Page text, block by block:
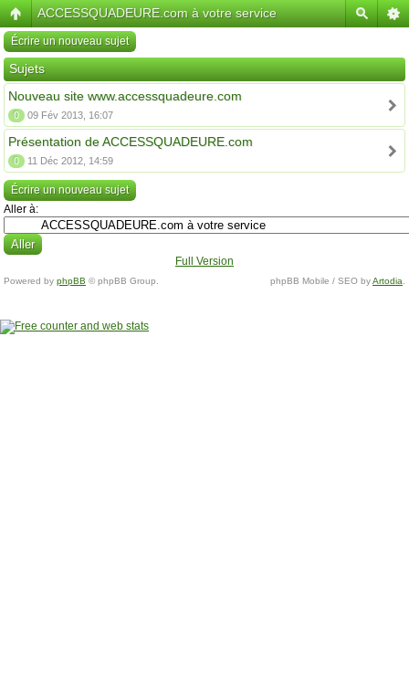
ACCESSQUADEURE.com à votre service
Écrire un nouveau sujet
Sujets
Nouveau site www.accessquadeure.com
0 09 Fév 2013, 16:07
Présentation de ACCESSQUADEURE.com
0 11 Déc 2012, 14:59
Écrire un nouveau sujet
Aller à:
Full Version
Powered by phpBB © phpBB Group. phpBB Mobile / SEO byArtodia